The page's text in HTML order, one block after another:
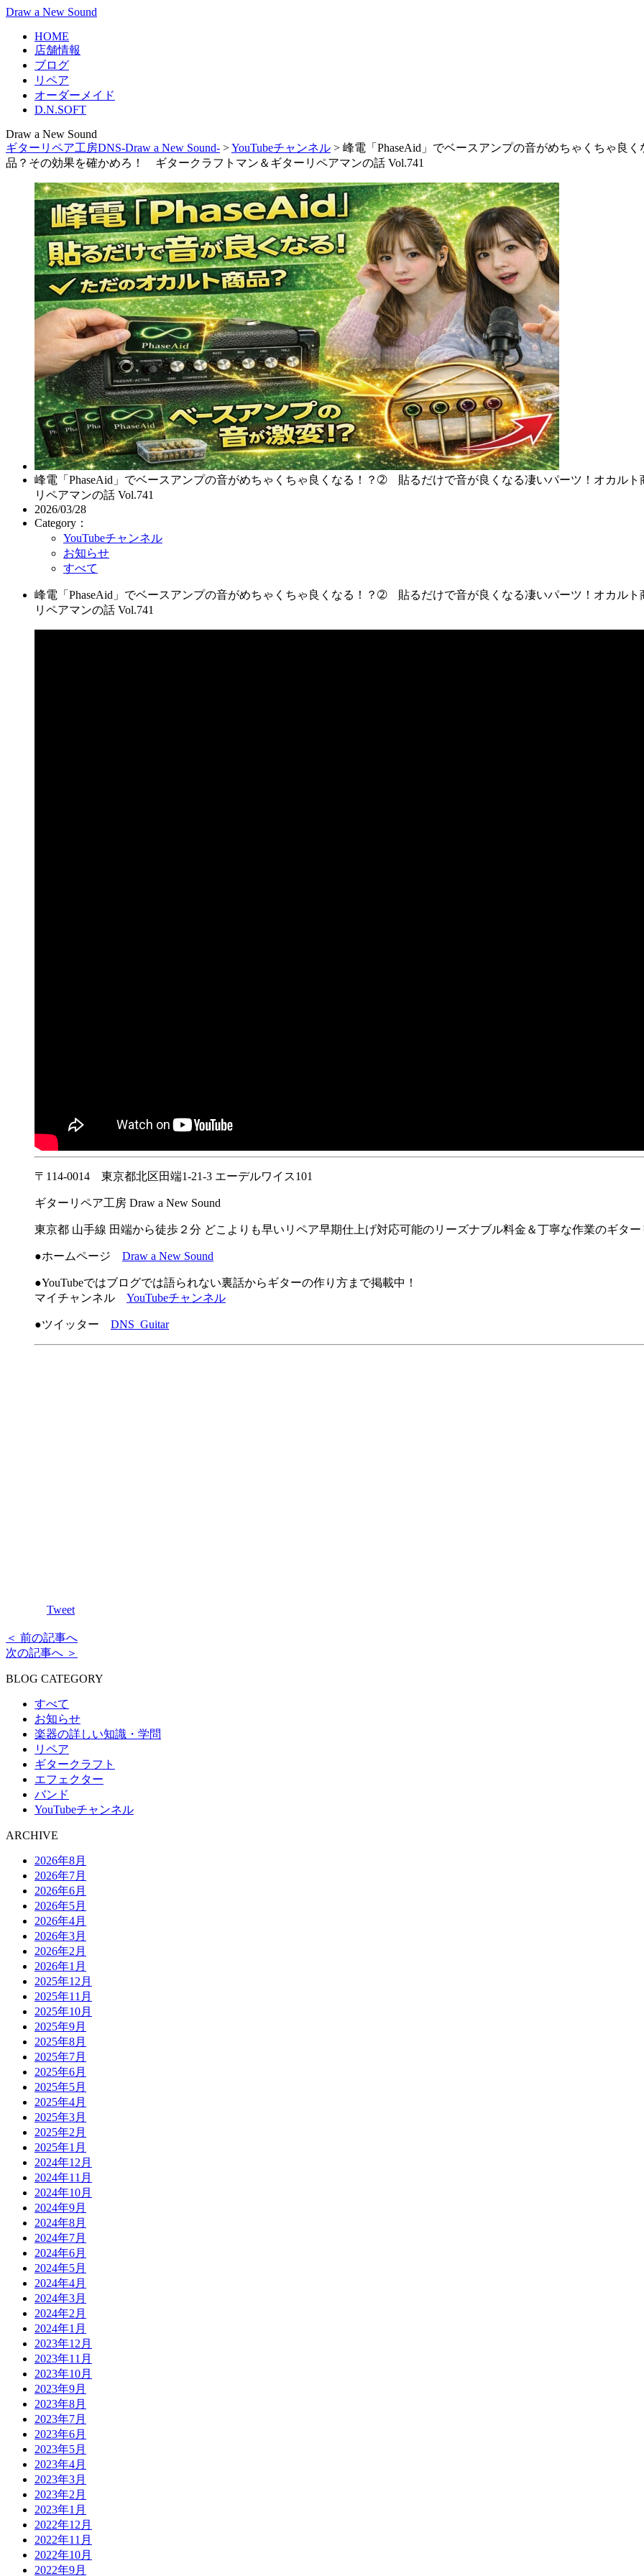
Draw a New Sound
HOME
店舗情報
ブログ
リペア
オーダーメイド
D.N.SOFT
Draw a New Sound
ギターリペア工房DNS-Draw a New Sound- >YouTubeチャンネル > 峰電「PhaseAid」でベースアンプの音がめちゃくちゃ
品？その効果を確かめろ！ ギタークラフトマン＆ギターリペアマンの話 Vol.741
峰電「PhaseAid」でベースアンプの音がめちゃくちゃ良くなる！？➁ 貼るだけで音が良くなる凄いパーツ！オカル
リペアマンの話 Vol.741
2026/03/28
Category：
YouTubeチャンネル
お知らせ
すべて
峰電「PhaseAid」でベースアンプの音がめちゃくちゃ良くなる！？➁ 貼るだけで音が良くなる凄いパーツ！オカル
リペアマンの話 Vol.741
〒114-0014 東京都北区田端1-21-3 エーデルワイス101
ギターリペア工房 Draw a New Sound
東京都 山手線 田端から徒歩２分 どこよりも早いリペア早期仕上げ対応可能のリーズナブル料金＆丁寧な作業のギタ
●ホームページ Draw a New Sound
●YouTubeではブログでは語られない裏話からギターの作り方まで掲載中！
マイチャンネル YouTubeチャンネル
●ツイッター DNS_Guitar
Tweet
＜ 前の記事へ
次の記事へ ＞
BLOG CATEGORY
すべて
お知らせ
楽器の詳しい知識・学問
リペア
ギタークラフト
エフェクター
バンド
YouTubeチャンネル
ARCHIVE
2026年8月
2026年7月
2026年6月
2026年5月
2026年4月
2026年3月
2026年2月
2026年1月
2025年12月
2025年11月
2025年10月
2025年9月
2025年8月
2025年7月
2025年6月
2025年5月
2025年4月
2025年3月
2025年2月
2025年1月
2024年12月
2024年11月
2024年10月
2024年9月
2024年8月
2024年7月
2024年6月
2024年5月
2024年4月
2024年3月
2024年2月
2024年1月
2023年12月
2023年11月
2023年10月
2023年9月
2023年8月
2023年7月
2023年6月
2023年5月
2023年4月
2023年3月
2023年2月
2023年1月
2022年12月
2022年11月
2022年10月
2022年9月